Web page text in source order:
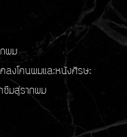
ผม
ลงโคนผมและหนังศีรษะ
ซึมสู่รากผม